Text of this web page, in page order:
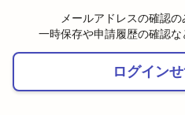
メールアドレスの確認の
一時保存や申請履歴の確認な
ログイン